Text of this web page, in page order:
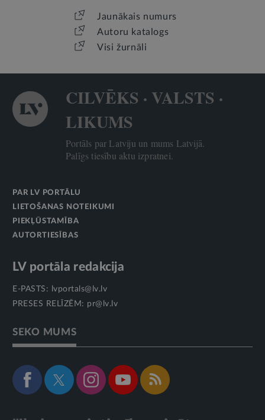
Jaunākais numurs
Autoru katalogs
Visi žurnāli
CILVĒKS · VALSTS ·
LIKUMS
Portāls par Latviju un mums Latvijā.
Palīgs tiesību aktu izpratnei.
PAR LV PORTĀLU
LIETOŠANAS NOTEIKUMI
PIEKĻŪSTAMĪBA
AUTORTIESĪBAS
LV portāla redakcija
E-PASTS:
lvportals@lv.lv
PRESES RELĪZĒM: pr@lv.lv
SEKO MUMS